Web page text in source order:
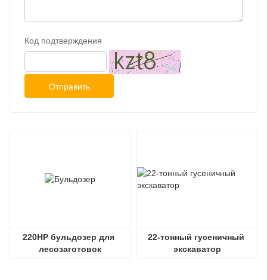
Код подтверждения
Отправить
220HP бульдозер для
лесозаготовок
22-тонный гусеничный
экскаватор